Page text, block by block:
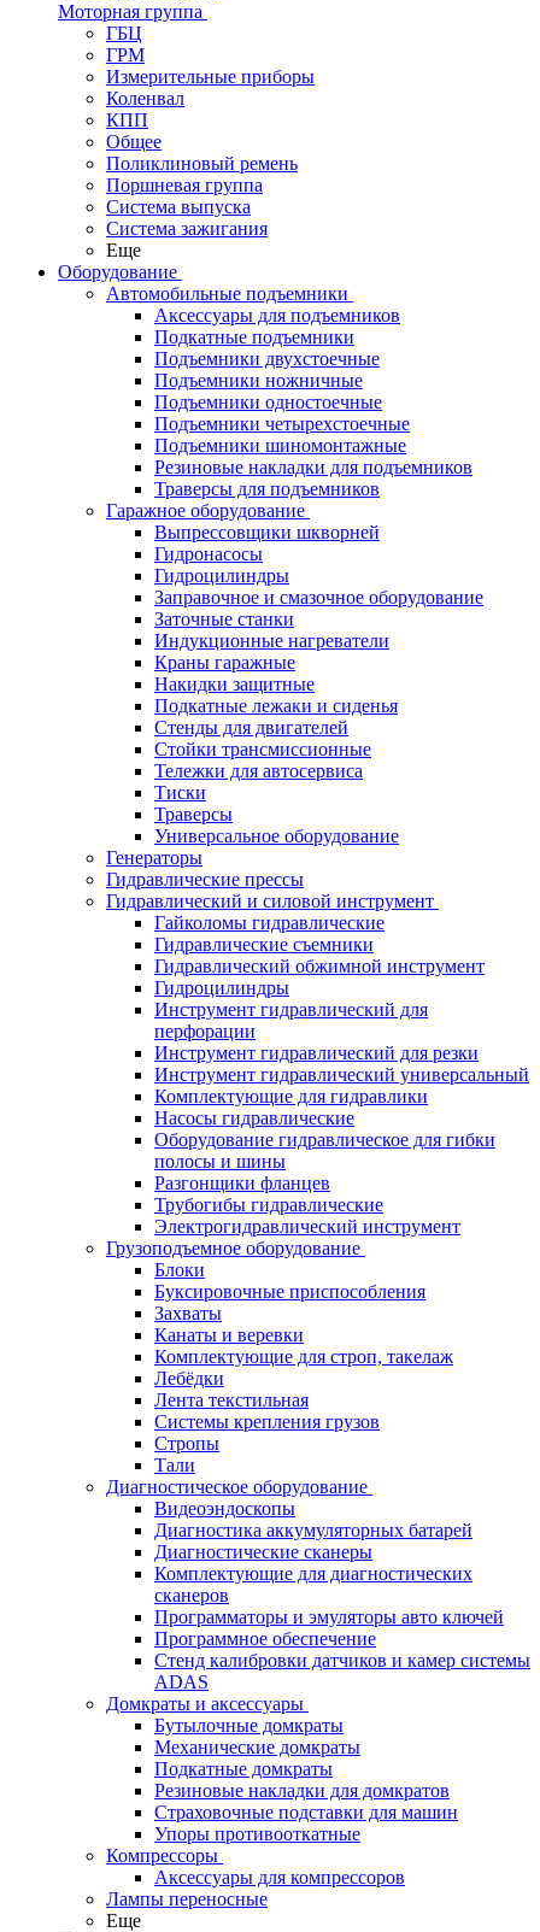
Моторная группа
ГБЦ
ГРМ
Измерительные приборы
Коленвал
КПП
Общее
Поликлиновый ремень
Поршневая группа
Система выпуска
Система зажигания
Еще
Оборудование
Автомобильные подъемники
Аксессуары для подъемников
Подкатные подъемники
Подъемники двухстоечные
Подъемники ножничные
Подъемники одностоечные
Подъемники четырехстоечные
Подъемники шиномонтажные
Резиновые накладки для подъемников
Траверсы для подъемников
Гаражное оборудование
Выпрессовщики шкворней
Гидронасосы
Гидроцилиндры
Заправочное и смазочное оборудование
Заточные станки
Индукционные нагреватели
Краны гаражные
Накидки защитные
Подкатные лежаки и сиденья
Стенды для двигателей
Стойки трансмиссионные
Тележки для автосервиса
Тиски
Траверсы
Универсальное оборудование
Генераторы
Гидравлические прессы
Гидравлический и силовой инструмент
Гайколомы гидравлические
Гидравлические съемники
Гидравлический обжимной инструмент
Гидроцилиндры
Инструмент гидравлический для
перфорации
Инструмент гидравлический для резки
Инструмент гидравлический универсальный
Комплектующие для гидравлики
Насосы гидравлические
Оборудование гидравлическое для гибки
полосы и шины
Разгонщики фланцев
Трубогибы гидравлические
Электрогидравлический инструмент
Грузоподъемное оборудование
Блоки
Буксировочные приспособления
Захваты
Канаты и веревки
Комплектующие для строп, такелаж
Лебёдки
Лента текстильная
Системы крепления грузов
Стропы
Тали
Диагностическое оборудование
Видеоэндоскопы
Диагностика аккумуляторных батарей
Диагностические сканеры
Комплектующие для диагностических
сканеров
Программаторы и эмуляторы авто ключей
Программное обеспечение
Стенд калибровки датчиков и камер системы
ADAS
Домкраты и аксессуары
Бутылочные домкраты
Механические домкраты
Подкатные домкраты
Резиновые накладки для домкратов
Страховочные подставки для машин
Упоры противооткатные
Компрессоры
Аксессуары для компрессоров
Лампы переносные
Еще